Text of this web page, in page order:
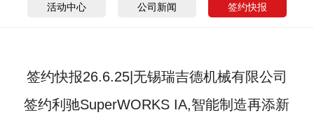
活动中心 公司新闻 签约快报
签约快报26.6.25|无锡瑞吉德机械有限公司
签约利驰SuperWORKS IA,智能制造再添新